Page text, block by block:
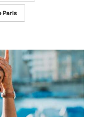
Paris